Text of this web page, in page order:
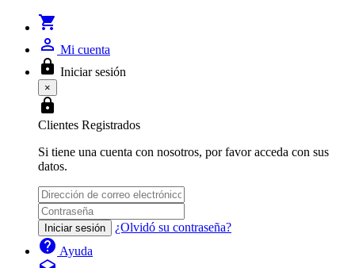
shopping_cart
person_outline Mi cuenta
lock Iniciar sesión
×
lock
Clientes Registrados
Si tiene una cuenta con nosotros, por favor acceda con sus
datos.
Iniciar sesión ¿Olvidó su contraseña?
help Ayuda